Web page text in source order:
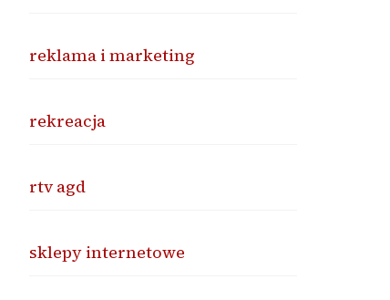
reklama i marketing
rekreacja
rtv agd
sklepy internetowe